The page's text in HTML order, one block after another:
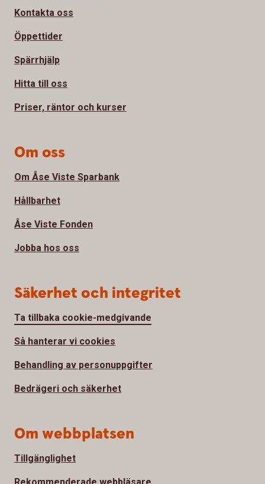
Kontakta oss
Öppettider
Spärrhjälp
Hitta till oss
Priser, räntor och kurser
Om oss
Om Åse Viste Sparbank
Hållbarhet
Åse Viste Fonden
Jobba hos oss
Säkerhet och integritet
Ta tillbaka cookie-medgivande
Så hanterar vi cookies
Behandling av personuppgifter
Bedrägeri och säkerhet
Om webbplatsen
Tillgänglighet